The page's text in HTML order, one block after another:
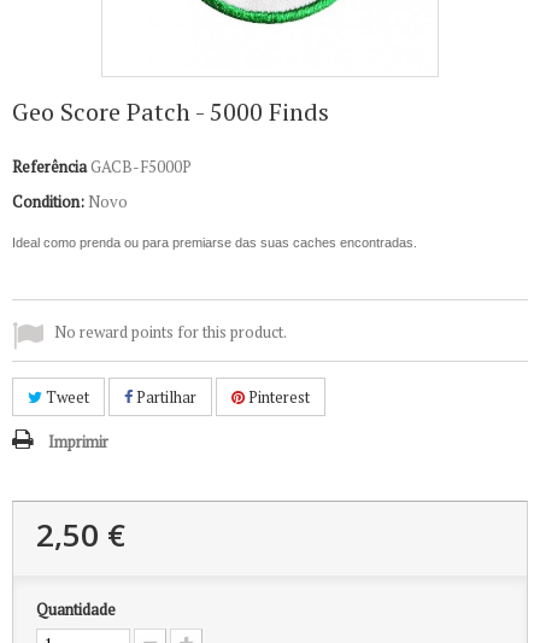
Geo Score Patch - 5000 Finds
ReferênciaGACB-F5000P
Condition: Novo
Ideal como prenda ou para premiarse das suas caches encontradas.
No reward points for this product.
Tweet Partilhar Pinterest
Imprimir
2,50 €
Quantidade